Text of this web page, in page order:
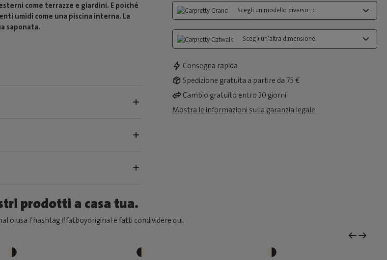
Scegli un modello diverso...:
Scegli un'altra dimensione:
Consegna rapida
Spedizione gratuita a partire da 75 €
Cambio gratuito entro 30 giorni
Mostra le informazioni sulla garanzia legale
come terrazze e giardini. E poiché
umidi come una piscina interna. La
saponata.
prodotti a casa tua.
o usa l’hashtag #fatboyoriginal e fatti condividere qui.